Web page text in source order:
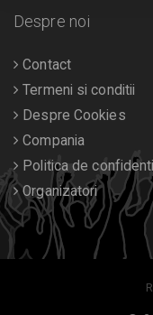
Despre noi
Contact
Termeni si conditii
Despre Cookies
Compania
Politica de
Organizatori